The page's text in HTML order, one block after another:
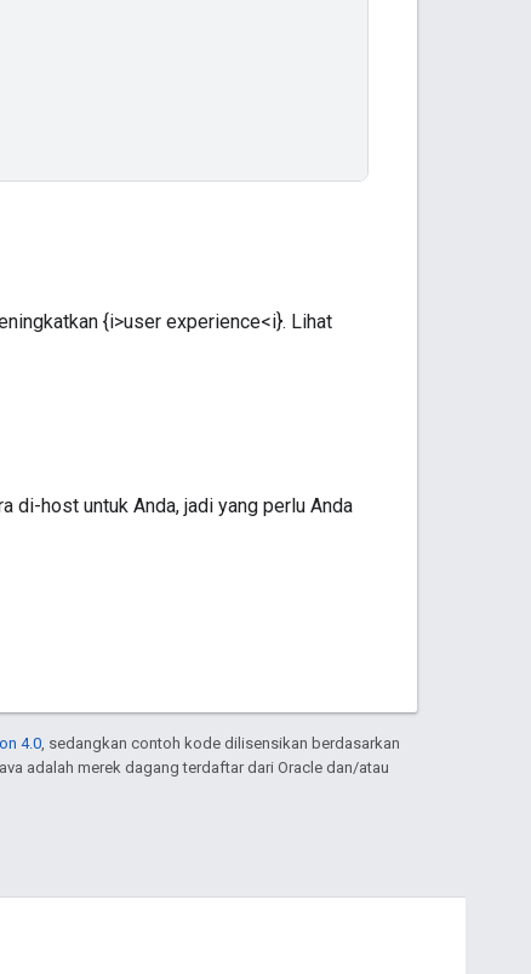
{i>user experience<i}. Lihat
di-host untuk Anda, jadi yang perlu Anda
4.0 , sedangkan contoh kode dilisensikan berdasarkan
adalah merek dagang terdaftar dari Oracle dan/atau